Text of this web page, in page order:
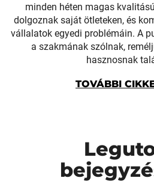
minden héten magas
dolgoznak saját ötleteken, és
vállalatok egyedi problémáin. A
a szakmának szólnak,
hasznosnak
TOVÁBBI